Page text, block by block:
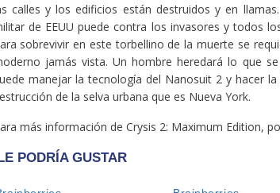
calles y los edificios están destruidos y en
de EEUU puede contra los invasores y todos
sobrevivir en este torbellino de la muerte se
jamás vista. Un hombre heredará lo que
manejar la tecnología del Nanosuit 2 y hacer
de la selva urbana que es Nueva York.
más información de Crysis 2: Maximum Edition,